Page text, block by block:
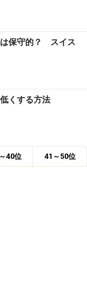
は保守的？ スイス
くする方法
40位 41～50位